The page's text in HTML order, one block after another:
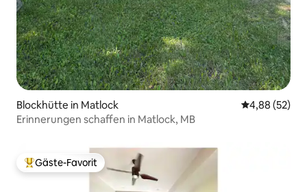
Blockhütte in Matlock
4,88 (52)
Erinnerungen schaffen in Matlock, MB
Beliebter Gäste-Favorit.
Gäste-Favorit